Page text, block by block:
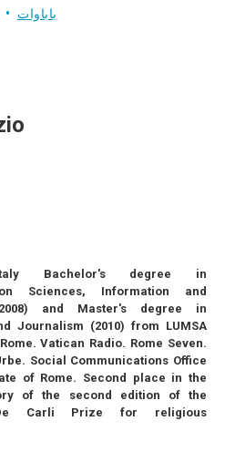
باباوات
Bachelor's degree in
Sciences, Information and
and Master's degree in
Journalism (2010) from LUMSA
Vatican Radio. Rome Seven.
Social Communications Office
of Rome. Second place in the
of the second edition of the
Carli Prize for religious